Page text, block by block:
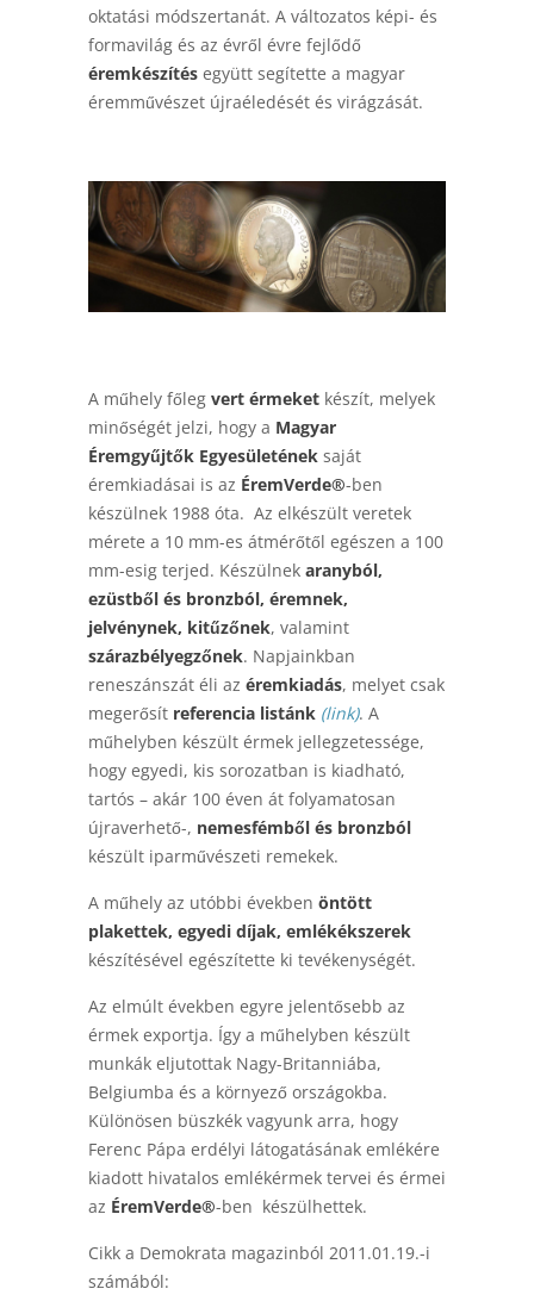
oktatási módszertanát. A változatos képi- és
formavilág és az évről évre fejlődő
éremkészítés együtt segítette a magyar
éremművészet újraéledését és virágzását.
A műhely főleg vert érmeket készít, melyek
minőségét jelzi, hogy a Magyar
Éremgyűjtők Egyesületének saját
éremkiadásai is az ÉremVerde®-ben
készülnek 1988 óta. Az elkészült veretek
mérete a 10 mm-es átmérőtől egészen a 100
mm-esig terjed. Készülnek aranyból,
ezüstből és bronzból, éremnek,
jelvénynek, kitűzőnek, valamint
szárazbélyegzőnek. Napjainkban
reneszánszát éli az éremkiadás, melyet csak
megerősít referencia listánk (link). A
műhelyben készült érmek jellegzetessége,
hogy egyedi, kis sorozatban is kiadható,
tartós – akár 100 éven át folyamatosan
újraverhető-, nemesfémből és bronzból
készült iparművészeti remekek.
A műhely az utóbbi években öntött
plakettek, egyedi díjak, emlékékszerek
készítésével egészítette ki tevékenységét.
Az elmúlt években egyre jelentősebb az
érmek exportja. Így a műhelyben készült
munkák eljutottak Nagy-Britanniába,
Belgiumba és a környező országokba.
Különösen büszkék vagyunk arra, hogy
Ferenc Pápa erdélyi látogatásának emlékére
kiadott hivatalos emlékérmek tervei és érmei
az ÉremVerde®-ben készülhettek.
Cikk a Demokrata magazinból 2011.01.19.-i
számából: